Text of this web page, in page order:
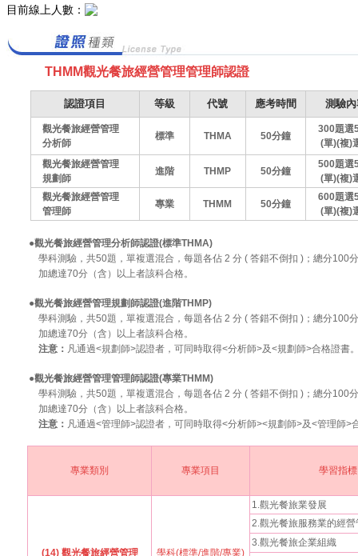
目前線上人數：
THMM觀光餐旅經營管理管理師認證
認證項目 等級 代號 應考時間 測驗
觀光餐旅經營管理
分析師
標準 THMA 50分鐘
300題選
(單)(複)
觀光餐旅經營管理
規劃師
進階 THMP 50分鐘
500題選
(單)(複)
觀光餐旅經營管理
管理師
專業 THMM 50分鐘
600題選
(單)(複)
●觀光餐旅經營管理分析師認證(標準THMA)
學科測驗，共50題，單複選混合，每題各佔 2 分 ( 答錯不倒扣 )；總分100
加總達70分（含）以上者該科合格。
●觀光餐旅經營管理規劃師認證(進階THMP)
學科測驗，共50題，單複選混合，每題各佔 2 分 ( 答錯不倒扣 )；總分100
加總達70分（含）以上者該科合格。
注意： 凡通過<規劃師>認證者，可同時取得<分析師>及<規劃師>合格證書
●觀光餐旅經營管理管理師認證(專業THMM)
學科測驗，共50題，單複選混合，每題各佔 2 分 ( 答錯不倒扣 )；總分100
加總達70分（含）以上者該科合格。
注意： 凡通過<管理師>認證者，可同時取得<分析師><規劃師>及<管理師>
專業類別 專業項目 學習指標
(14) 觀光餐旅經營管理 學科(標準/進階/專業)
1.觀光餐旅業發展
2.觀光餐旅服務業的經營
3.觀光餐旅企業組織